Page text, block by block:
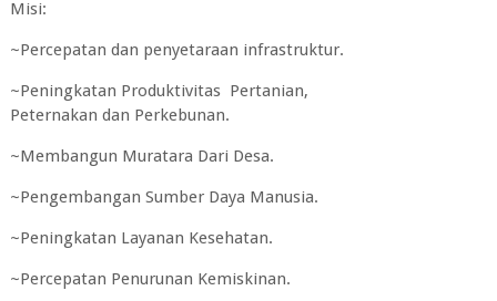
Misi:
~Percepatan dan penyetaraan infrastruktur.
~Peningkatan Produktivitas Pertanian,
Peternakan dan Perkebunan.
~Membangun Muratara Dari Desa.
~Pengembangan Sumber Daya Manusia.
~Peningkatan Layanan Kesehatan.
~Percepatan Penurunan Kemiskinan.